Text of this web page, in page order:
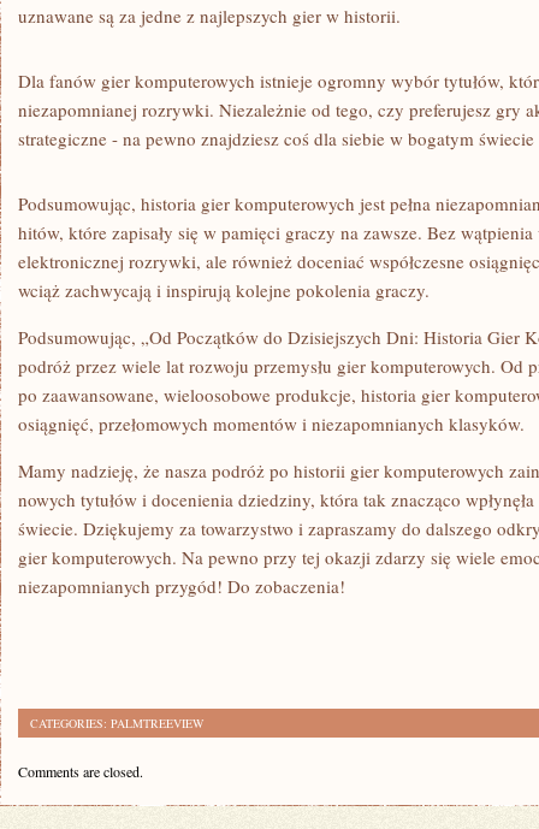
uznawane są​ za‌ jedne ⁤z ‌najlepszych gier w ⁢historii.
Dla fanów gier ⁤komputerowych istnieje ogromny wybór tytułów,
niezapomnianej rozrywki. Niezależnie od tego, ⁢czy preferujesz gry
⁣strategiczne -⁣ na pewno znajdziesz coś dla siebie​ w bogatym
Podsumowując, historia gier‌ komputerowych jest ‍pełna
hitów, które zapisały się w⁣ pamięci ‌graczy na‍ zawsze. ⁣Bez
elektronicznej rozrywki, ⁢ale również doceniać współczesne
wciąż zachwycają i inspirują kolejne pokolenia graczy.
Podsumowując, „Od Początków do ‍Dzisiejszych Dni: Historia Gier
podróż przez wiele‌ lat rozwoju ‌przemysłu gier komputerowych. ⁣Od
po zaawansowane, wieloosobowe produkcje, historia gier
osiągnięć, przełomowych ⁣momentów‌ i⁤ niezapomnianych klasyków.
Mamy nadzieję, że nasza podróż po ‌historii gier komputerowych
⁢nowych tytułów i docenienia dziedziny, która tak znacząco⁤
świecie. ​Dziękujemy za towarzystwo ‌i zapraszamy do dalszego
gier komputerowych. Na pewno przy tej okazji ‍zdarzy się wiele
⁣niezapomnianych przygód! Do⁤ zobaczenia!
CATEGORIES: PALMTREEVIEW
Comments are closed.